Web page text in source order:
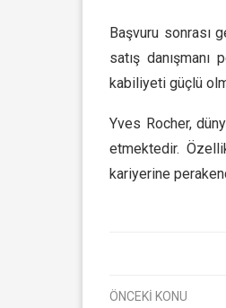
Başvuru sonrası
satış
kabiliyeti güçlü
Yves Rocher,
etmektedir.
kariyerine
ÖNCEKİ KONU